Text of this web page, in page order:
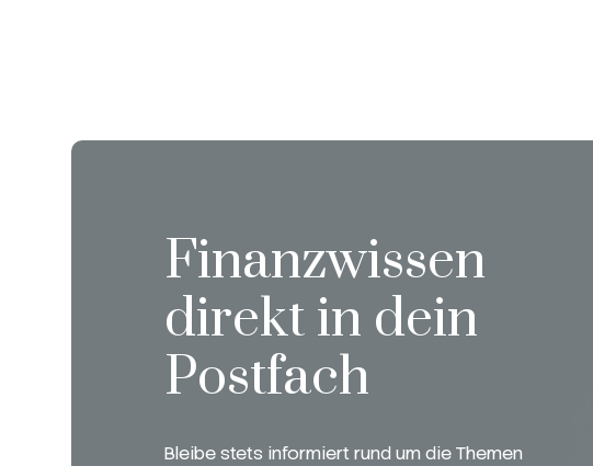
Finanzwissen
direkt in dein
Postfach
Bleibe stets informiert rund um die Themen